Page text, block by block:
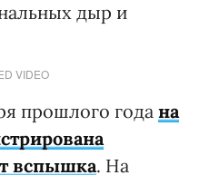
дыр и
VIDEO
прошлого года на
вспышка. На